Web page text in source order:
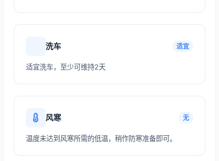
洗车 适宜
适宜洗车，至少可维持2天
风寒 无
温度未达到风寒所需的低温，稍作防寒准备即可。